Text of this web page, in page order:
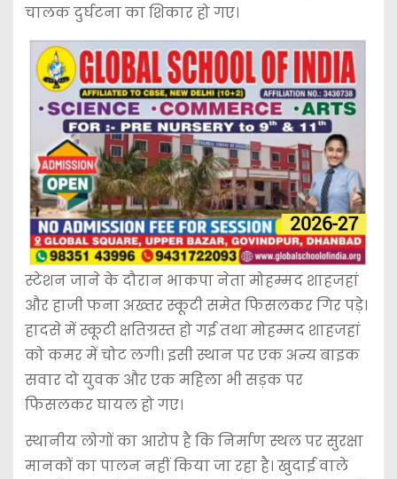
चालक दुर्घटना का शिकार हो गए।
स्टेशन जाने के दौरान भाकपा नेता मोहम्मद शाहजहां
और हाजी फना अख्तर स्कूटी समेत फिसलकर गिर पड़े।
हादसे में स्कूटी क्षतिग्रस्त हो गई तथा मोहम्मद शाहजहां
को कमर में चोट लगी। इसी स्थान पर एक अन्य बाइक
सवार दो युवक और एक महिला भी सड़क पर
फिसलकर घायल हो गए।
स्थानीय लोगों का आरोप है कि निर्माण स्थल पर सुरक्षा
मानकों का पालन नहीं किया जा रहा है। खुदाई वाले